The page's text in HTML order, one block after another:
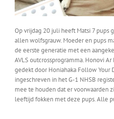
Op vrijdag 20 juli heeft Matsi 7 pups
allen wolfsgrauw. Moeder en pups
de eerste generatie met een
AVLS outcrossprogramma. Honovi
gedekt door Honiahaka Follow Your
ingeschreven in het G-1 NHSB
mee te houden dat er voorwaarden
leeftijd fokken met deze pups. Alle